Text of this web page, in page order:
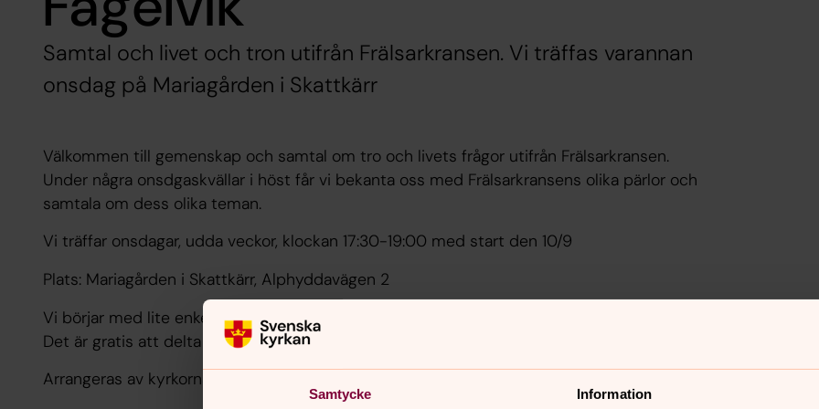
Samtycke Information
Samtal och livet och tron utifrån Frälsarkransen. Vi träffas varannan
onsdag på Mariagården i Skattkärr
Välkommen till gemenskap och samtal om tro och livets frågor utifrån Frälsarkransen.
Under några onsdgaskvällar i höst får vi bekanta oss med Frälsarkransens olika pärlor och
samtala om dess olika teman.
Vi träffar onsdagar, udda veckor, klockan 17:30-19:00 med start den 10/9
Plats: Mariagården i Skattkärr, Alphyddavägen 2
Vi börjar med lite enkelt fika, sedan följer en introduktion till kvällens tema och samtal.
Det är gratis att delta och alla deltagare får en frälsarkrans.
Arrangeras av kyrkorna i Skattkärr: Svenska kyrkan, Equmeniakyrkan och Pingst